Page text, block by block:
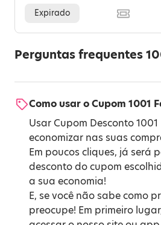
Expirado
Perguntas frequentes
Como usar o Cupom 1001
Usar Cupom Desconto
economizar nas suas
Em poucos cliques, já será
desconto do cupom
a sua economia!
E, se você não sabe como
preocupe! Em primeiro